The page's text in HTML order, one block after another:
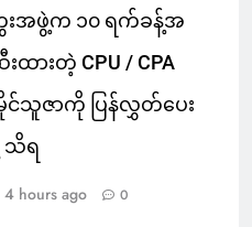
ေးအဖွဲ့က ၁၀ ရက်ခန့်အ
းထားတဲ့ CPU / CPA
င်သူဇာကို ပြန်လွှတ်ပေး
သိရ
4 hours ago 0